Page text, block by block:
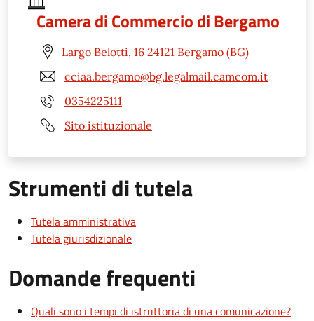
Camera di Commercio di Bergamo
Largo Belotti, 16 24121 Bergamo (BG)
cciaa.bergamo@bg.legalmail.camcom.it
0354225111
Sito istituzionale
Strumenti di tutela
Tutela amministrativa
Tutela giurisdizionale
Domande frequenti
Quali sono i tempi di istruttoria di una comunicazione?